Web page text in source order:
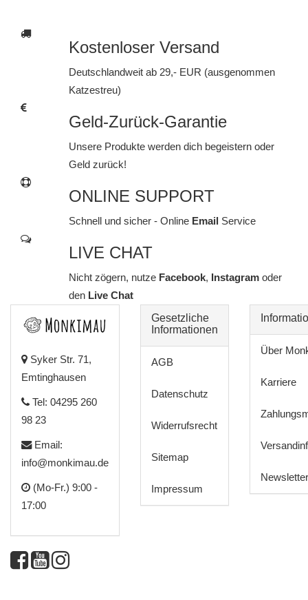
Kostenloser Versand
Deutschlandweit ab 29,- EUR (ausgenommen
Katzestreu)
Geld-Zurück-Garantie
Unsere Produkte werden dich begeistern oder
Geld zurück!
ONLINE SUPPORT
Schnell und sicher - Online Email Service
LIVE CHAT
Nicht zögern, nutze Facebook, Instagram oder
denLive Chat
Syker Str. 71,
Emtinghausen
Tel: 04295 260
98 23
Email:
info@monkimau.de
(Mo-Fr.) 9:00 -
17:00
Gesetzliche
Informationen
AGB
Datenschutz
Widerrufsrecht
Sitemap
Impressum
Über
Karriere
Newsletter